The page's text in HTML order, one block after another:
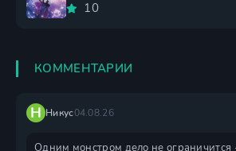
10
КОММЕНТАРИИ
Н Никус04.08.26
Одним монстром дело не ограничится